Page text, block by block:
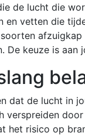
de lucht die
vetten die
De keuze is
dat de lucht in
verspreiden
het risico op